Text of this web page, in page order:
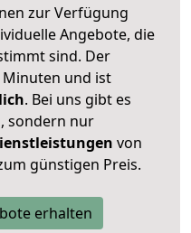
zur Verfügung
Angebote, die
sind. Der
und ist
. Bei uns gibt es
, sondern nur
von
günstigen Preis.
erhalten